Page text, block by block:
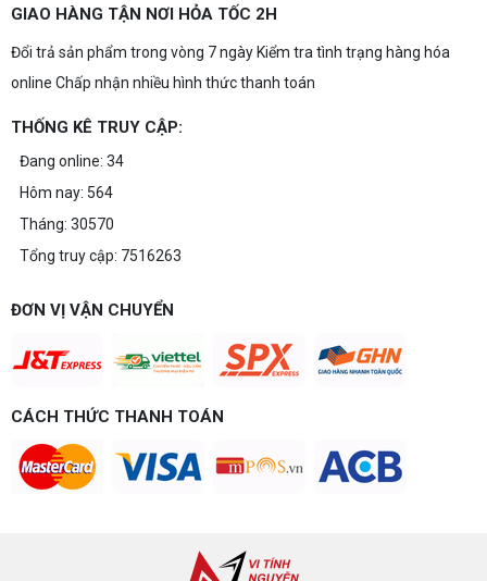
GIAO HÀNG TẬN NƠI HỎA TỐC 2H
Đổi trả sản phẩm trong vòng 7 ngày Kiểm tra tình trạng hàng hóa
online Chấp nhận nhiều hình thức thanh toán
THỐNG KÊ TRUY CẬP:
Đang online: 34
Hôm nay: 564
Tháng: 30570
Tổng truy cập: 7516263
ĐƠN VỊ VẬN CHUYỂN
CÁCH THỨC THANH TOÁN